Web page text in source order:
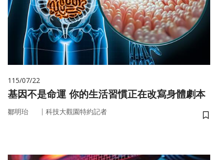
115/07/22
基因不是命運 你的生活習慣正在改寫身體劇本
鄒明珆 ｜ 科技大觀園特約記者
儲